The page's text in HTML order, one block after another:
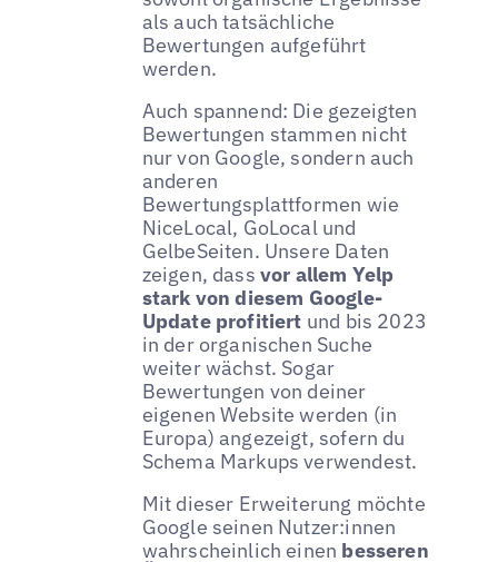
als auch tatsächliche
Bewertungen aufgeführt
werden.
Auch spannend: Die gezeigten
Bewertungen stammen nicht
nur von Google, sondern auch
anderen
Bewertungsplattformen wie
NiceLocal, GoLocal und
GelbeSeiten. Unsere Daten
zeigen, dass vor allem Yelp
stark von diesem Google-
Update profitiert und bis 2023
in der organischen Suche
weiter wächst. Sogar
Bewertungen von deiner
eigenen Website werden (in
Europa) angezeigt, sofern du
Schema Markups verwendest.
Mit dieser Erweiterung möchte
Google seinen Nutzer:innen
wahrscheinlich einen besseren